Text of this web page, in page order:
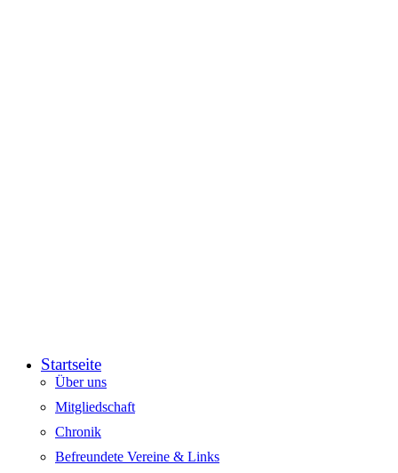
Startseite
Über uns
Mitgliedschaft
Chronik
Befreundete Vereine & Links